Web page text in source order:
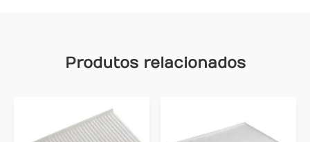
Produtos relacionados